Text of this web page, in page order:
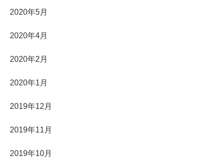
2020年5月
2020年4月
2020年2月
2020年1月
2019年12月
2019年11月
2019年10月